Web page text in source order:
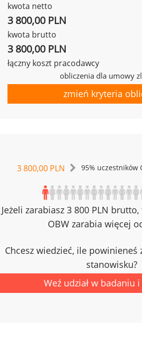
kwota netto
3 800,00 PLN
kwota brutto
3 800,00 PLN
łączny koszt pracodawcy
obliczenia dla umowy
zmień kryteria
3 800,00 PLN 95% uczestników
Jeżeli zarabiasz 3 800 PLN brutto,
OBW zarabia więcej
Chcesz wiedzieć, ile
stanowisku?
Weź udział w badaniu